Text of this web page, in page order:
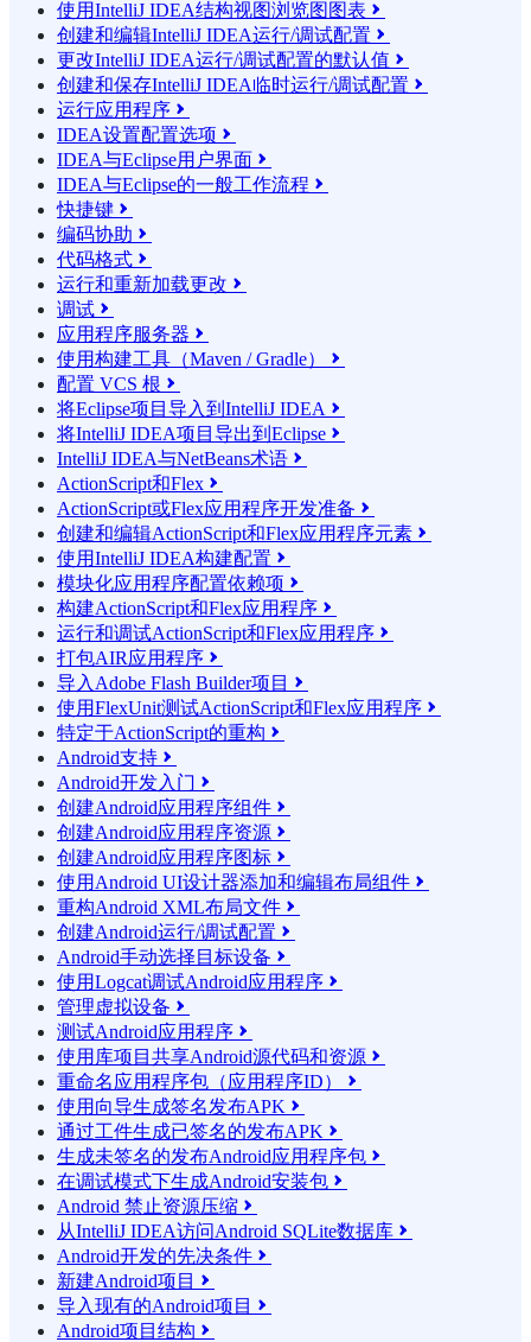
使用IntelliJ IDEA结构视图浏览图图表 
创建和编辑IntelliJ IDEA运行/调试配置 
更改IntelliJ IDEA运行/调试配置的默认值 
创建和保存IntelliJ IDEA临时运行/调试配置 
运行应用程序 
IDEA设置配置选项 
IDEA与Eclipse用户界面 
IDEA与Eclipse的一般工作流程 
快捷键 
编码协助 
代码格式 
运行和重新加载更改 
调试 
应用程序服务器 
使用构建工具（Maven / Gradle） 
配置 VCS 根 
将Eclipse项目导入到IntelliJ IDEA 
将IntelliJ IDEA项目导出到Eclipse 
IntelliJ IDEA与NetBeans术语 
ActionScript和Flex 
ActionScript或Flex应用程序开发准备 
创建和编辑ActionScript和Flex应用程序元素 
使用IntelliJ IDEA构建配置 
模块化应用程序配置依赖项 
构建ActionScript和Flex应用程序 
运行和调试ActionScript和Flex应用程序 
打包AIR应用程序 
导入Adobe Flash Builder项目 
使用FlexUnit测试ActionScript和Flex应用程序 
特定于ActionScript的重构 
Android支持 
Android开发入门 
创建Android应用程序组件 
创建Android应用程序资源 
创建Android应用程序图标 
使用Android UI设计器添加和编辑布局组件 
重构Android XML布局文件 
创建Android运行/调试配置 
Android手动选择目标设备 
使用Logcat调试Android应用程序 
管理虚拟设备 
测试Android应用程序 
使用库项目共享Android源代码和资源 
重命名应用程序包（应用程序ID） 
使用向导生成签名发布APK 
通过工件生成已签名的发布APK 
生成未签名的发布Android应用程序包 
在调试模式下生成Android安装包 
Android 禁止资源压缩 
从IntelliJ IDEA访问Android SQLite数据库 
Android开发的先决条件 
新建Android项目 
导入现有的Android项目 
Android项目结构 